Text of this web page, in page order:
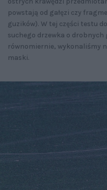
powstają od gałęzi czy
guzików). W tej części testu
suchego drzewka o drobnych
równomiernie, wykonaliśmy
maski.